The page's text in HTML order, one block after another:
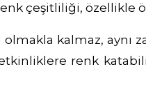
çeşitliliği, özellikle
kalmaz, aynı
renk